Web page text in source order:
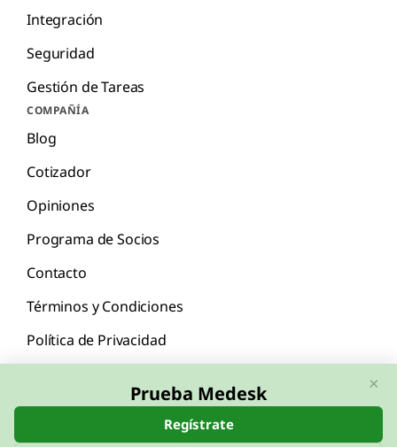
Integración
Seguridad
Gestión de Tareas
COMPAÑÍA
Blog
Cotizador
Opiniones
Programa de Socios
Contacto
Términos y Condiciones
Política de Privacidad
English Español
Prueba Medesk
Regístrate
×